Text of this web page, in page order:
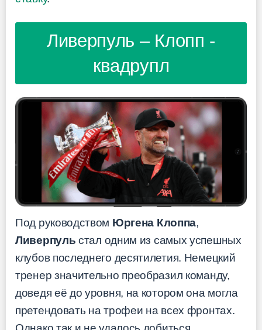
Ливерпуль – Клопп -
квадрупл
Под руководством Юргена Клоппа,
Ливерпуль стал одним из самых успешных
клубов последнего десятилетия. Немецкий
тренер значительно преобразил команду,
доведя её до уровня, на котором она могла
претендовать на трофеи на всех фронтах.